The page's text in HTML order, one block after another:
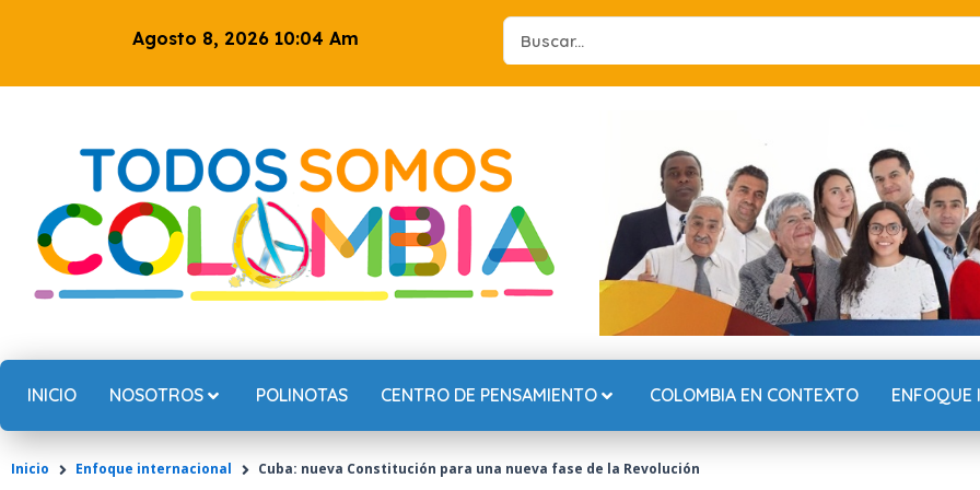
Agosto 8, 2026 10:04 Am
Search
...
INICIO NOSOTROS POLINOTAS CENTRO DE PENSAMIENTO COLOMBIA EN CONTEXTO ENFOQUE
Inicio Enfoque internacional Cuba: nueva Constitución para una nueva fase de la Revolución